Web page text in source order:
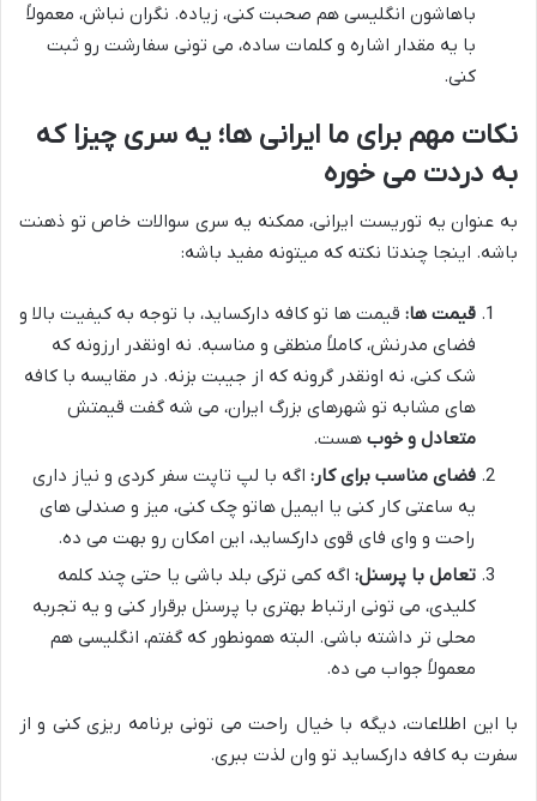
باهاشون انگلیسی هم صحبت کنی، زیاده. نگران نباش، معمولاً
با یه مقدار اشاره و کلمات ساده، می تونی سفارشت رو ثبت
کنی.
نکات مهم برای ما ایرانی ها؛ یه سری چیزا که
به دردت می خوره
به عنوان یه توریست ایرانی، ممکنه یه سری سوالات خاص تو ذهنت
باشه. اینجا چندتا نکته که میتونه مفید باشه:
قیمت ها: قیمت ها تو کافه دارکساید، با توجه به کیفیت بالا و
فضای مدرنش، کاملاً منطقی و مناسبه. نه اونقدر ارزونه که
شک کنی، نه اونقدر گرونه که از جیبت بزنه. در مقایسه با کافه
های مشابه تو شهرهای بزرگ ایران، می شه گفت قیمتش
متعادل و خوب هست.
فضای مناسب برای کار: اگه با لپ تاپت سفر کردی و نیاز داری
یه ساعتی کار کنی یا ایمیل هاتو چک کنی، میز و صندلی های
راحت و وای فای قوی دارکساید، این امکان رو بهت می ده.
تعامل با پرسنل: اگه کمی ترکی بلد باشی یا حتی چند کلمه
کلیدی، می تونی ارتباط بهتری با پرسنل برقرار کنی و یه تجربه
محلی تر داشته باشی. البته همونطور که گفتم، انگلیسی هم
معمولاً جواب می ده.
با این اطلاعات، دیگه با خیال راحت می تونی برنامه ریزی کنی و از
سفرت به کافه دارکساید تو وان لذت ببری.